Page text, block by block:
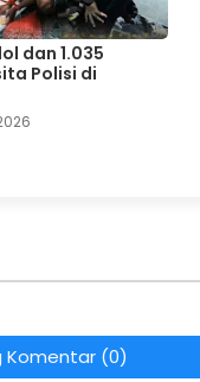
dan 1.035
Polisi di
Komentar (0)